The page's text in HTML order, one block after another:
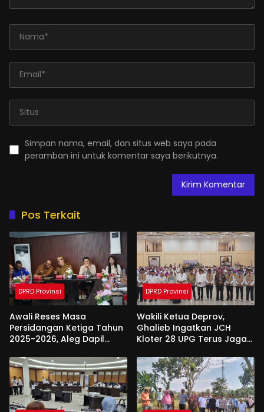
Simpan nama, email, dan situs web saya pada
peramban ini untuk komentar saya berikutnya.
Pos Terkait
DPRD Provinsi
Awali Reses Masa
Persidangan Ketiga Tahun
2025-2026, Aleg Dapil
Apresiasi Dari Pemda
DPRD Provinsi
Wakili Ketua Deprov,
Ghalieb Ingatkan JCH
Kloter 28 UPG Terus Jaga
Tanah Suci